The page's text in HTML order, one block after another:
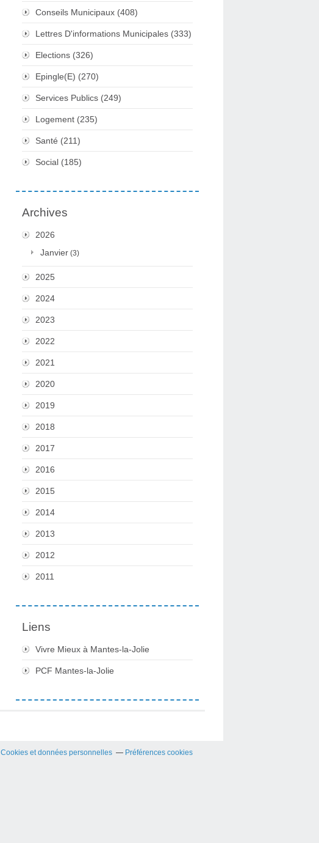
Conseils Municipaux (408)
Lettres D'informations Municipales (333)
Elections (326)
Epingle(e) (270)
Services Publics (249)
Logement (235)
Santé (211)
Social (185)
Archives
2026
Janvier (3)
2025
2024
2023
2022
2021
2020
2019
2018
2017
2016
2015
2014
2013
2012
2011
Liens
Vivre Mieux à Mantes-la-Jolie
PCF Mantes-la-Jolie
Cookies et données personnelles Préférences cookies